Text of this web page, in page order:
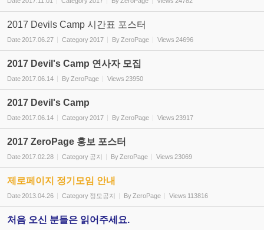
2017 Devils Camp 시간표 포스터
Date2017.06.27 Category2017 By ZeroPage Views 24696
2017 Devil's Camp 연사자 모집
Date2017.06.14 By ZeroPage Views 23950
2017 Devil's Camp
Date2017.06.14 Category2017 By ZeroPage Views 23917
2017 ZeroPage 홍보 포스터
Date2017.02.28 Category 공지 By ZeroPage Views 23069
제로페이지 정기모임 안내
Date2013.04.26 Category 정모공지 By ZeroPage Views 113816
처음 오신 분들은 읽어주세요.